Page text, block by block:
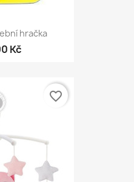
hračka
Kč
favorite_border